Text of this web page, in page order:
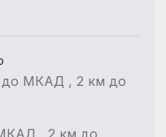
до МКАД , 2 км до
, 2 км до